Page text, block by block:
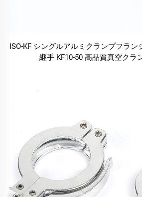
ISO-KF シングルアルミクランプフラ
継手 KF10-50 高品質真空クラ